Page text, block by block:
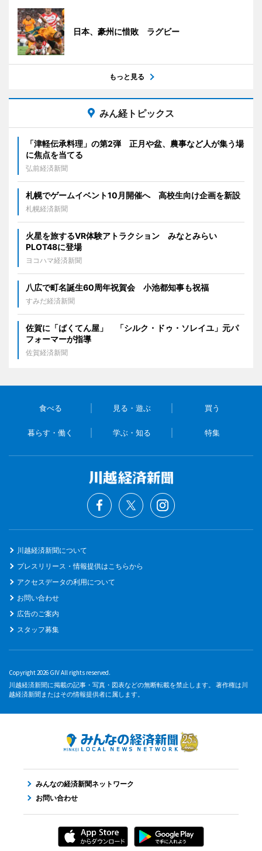
日本、豪州に惜敗 ラグビー
もっと見る
みん経トピックス
「津軽伝承料理」の第2弾 正月や盆、農事など人が集う場
に焦点を当てる
弘前経済新聞
札幌でゲームイベント10月開催へ 高校生向け企画を新設
札幌経済新聞
火星を旅するVR体験アトラクション みなとみらい
PLOT48に登場
ヨコハマ経済新聞
八広で町名誕生60周年祝賀会 小池都知事も祝福
すみだ経済新聞
佐賀に「ばくてん屋」 「シルク・ドゥ・ソレイユ」元パ
フォーマーが指導
佐賀経済新聞
食べる 見る・遊ぶ 買う
暮らす・働く 学ぶ・知る 特集
川越経済新聞について
プレスリリース・情報提供はこちらから
アクセスデータの利用について
お問い合わせ
広告のご案内
スタッフ募集
Copyright 2026 GIV All rights reserved.
川越経済新聞に掲載の記事・写真・図表などの無断転載を禁止します。 著作権は川
越経済新聞またはその情報提供者に属します。
みんなの経済新聞ネットワーク
お問い合わせ